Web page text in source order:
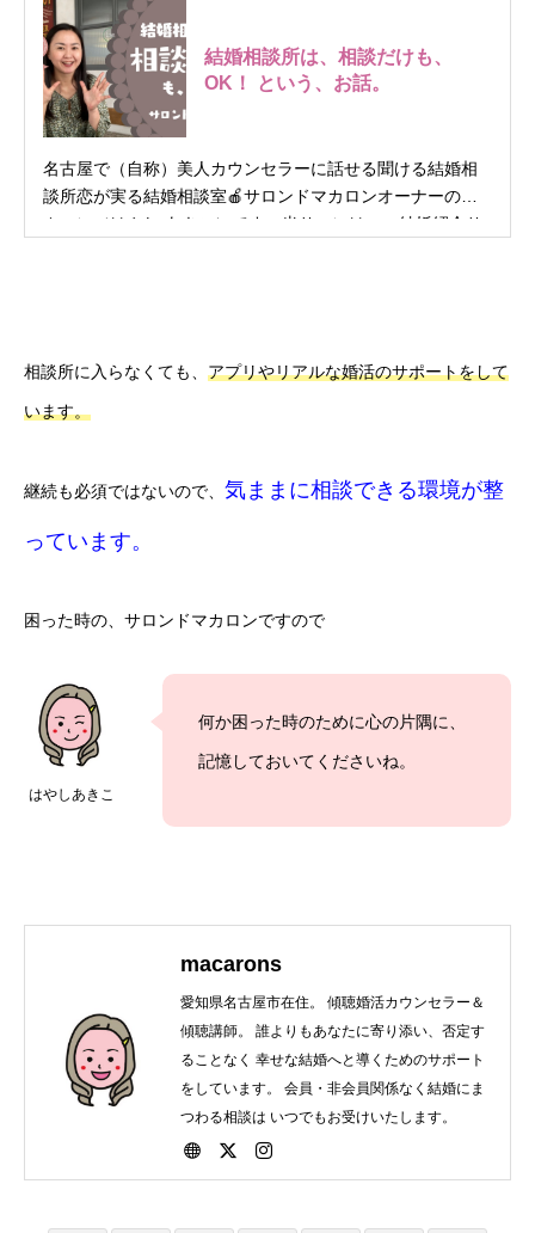
結婚相談所は、相談だけも、
OK！ という、お話。
名古屋で（自称）美人カウンセラーに話せる聞ける結婚相
談所恋が実る結婚相談室🍎サロンドマカロンオーナーのマ
カロン（はやし あきこ）です。当サロンは、・結婚紹介サ
相談所に入らなくても、 アプリやリアルな婚活のサポートをして
います。
継続も必須ではないので、 気ままに相談できる環境が整
っています。
困った時の、サロンドマカロンですので
はやしあきこ
何か困った時のために心の片隅に、
記憶しておいてくださいね。
macarons
愛知県名古屋市在住。 傾聴婚活カウンセラー＆
傾聴講師。 誰よりもあなたに寄り添い、否定す
ることなく 幸せな結婚へと導くためのサポート
をしています。 会員・非会員関係なく結婚にま
つわる相談は いつでもお受けいたします。